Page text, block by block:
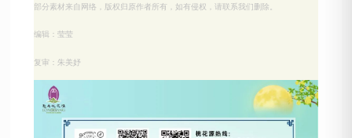
部分素材来自网络，版权归原作者所有，如有侵权，请联系我们删除。
编辑：莹莹
复审：朱美妤